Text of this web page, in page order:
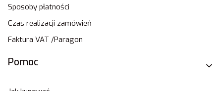
Sposoby płatności
Czas realizacji zamówień
Faktura VAT /Paragon
Pomoc